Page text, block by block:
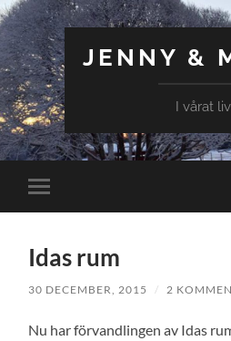
JENNY &
I vårat liv
Slå
på/av
Idas rum
30 DECEMBER, 2015 / 2
Nu har förvandlingen av Idas